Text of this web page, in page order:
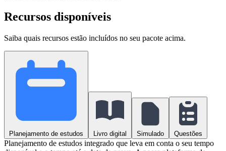
Recursos disponíveis
Saiba quais recursos estão incluídos no seu pacote acima.
Planejamento de estudos Livro digital Simulado Questões
Planejamento de estudos integrado que leva em conta o seu tempo